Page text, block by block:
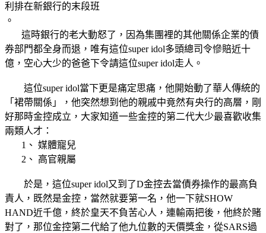
利排在新銀行的末段班
。
這時銀行的老大動怒了，因為集團裡的其他關係企業的債
券部門都全身而退，唯有這位super idol多頭總司令慘賠近十
億，空心大少的爸爸下令請這位super idol走人。
這位super idol當下更是痛定思痛，他開始動了華人傳統的
「裙帶關係」，他突然想到他的親戚中竟然有央行的高層，剛
好那時金控成立，大家知道一些金控的第二代大少最喜歡收集
兩類人才：
1、 媒體寵兒
2、 高官親屬
於是，這位super idol又到了D金控去當債券操作的最高負
責人，既然是金控，當然就要第一名，他一下就SHOW
HAND近千億，終於皇天不負苦心人，連輸兩把後，他終於賭
對了，那位金控第二代給了他九位數的天價獎金，從SARS過